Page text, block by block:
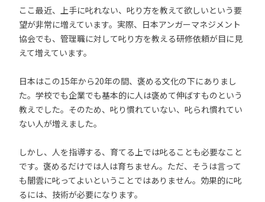
ここ最近、上手に叱れない、叱り方を教えて欲しいという要
望が非常に増えています。実際、日本アンガーマネジメント
協会でも、管理職に対して叱り方を教える研修依頼が目に見
えて増えています。
日本はこの15年から20年の間、褒める文化の下にありまし
た。学校でも企業でも基本的に人は褒めて伸ばすものという
教えでした。そのため、叱り慣れていない、叱られ慣れてい
ない人が増えました。
しかし、人を指導する、育てる上では叱ることも必要なこと
です。褒めるだけでは人は育ちません。ただ、そうは言って
も闇雲に叱ってよいということではありません。効果的に叱
るには、技術が必要になります。